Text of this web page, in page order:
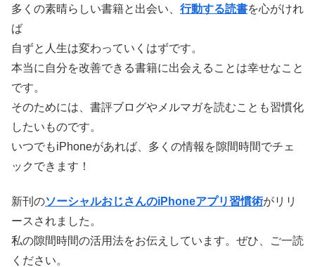
多くの素晴らしい書籍と出会い、 行動する読書を心がけれ
ば
自ずと人生は変わっていくはずです。
本当に自分を改善できる書籍に出会えることは幸せなこと
です。
そのためには、書評ブログやメルマガを読むことも習慣化
したいものです。
いつでもiPhoneがあれば、多くの情報を隙間時間でチェ
ックできます！
新刊のソーシャルおじさんのiPhoneアプリ習慣術がリリ
ースされました。
私の隙間時間の活用法をお伝えしています。ぜひ、ご一読
ください。